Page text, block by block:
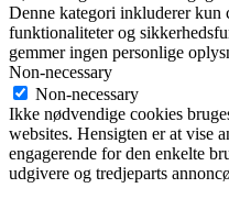
Denne kategori inkluderer kun
funktionaliteter og
gemmer ingen personlige
Non-necessary
Non-necessary
Ikke nødvendige cookies
websites. Hensigten er at vise
engagerende for den enkelte
udgivere og tredjeparts